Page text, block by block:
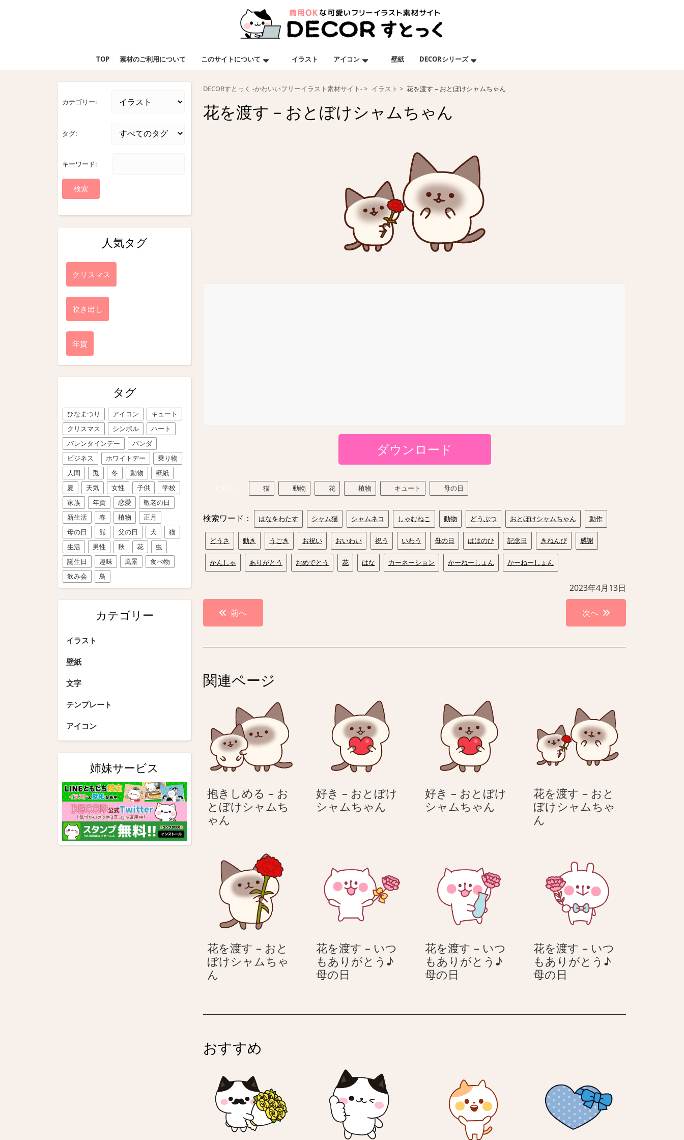
TOP 素材のご利用について このサイトについて イラスト アイコン 壁紙 DECORシリーズ
カテゴリー:
タグ:
キーワード:
人気タグ
クリスマス
吹き出し
年賀
タグ
ひなまつり アイコン
キュート
クリスマス
シンボル
ハート
バレンタインデー
パンダ
ビジネス
ホワイトデー
乗り物
人間
兎 冬 動物
壁紙
夏
天気 女性 子供
学校
家族
年賀 恋愛
敬老の日
新生活
春 植物
正月
母の日
熊 父の日 犬
猫
生活
男性 秋 花
虫
誕生日
趣味 風景
食べ物
飲み会
鳥
カテゴリー
イラスト
壁紙
文字
テンプレート
アイコン
姉妹サービス
DECORすとっく -かわいいフリーイラスト素材サイト- イラスト 花を渡す – おとぼけシャムちゃん
花を渡す – おとぼけシャムちゃん
ダウンロード
猫 動物 花 植物 キュート 母の日
検索ワード： はなをわたす シャム猫 シャムネコ しゃむねこ 動物 どうぶつ おとぼけシャムちゃん 動作
どうさ 動き うごき お祝い おいわい 祝う いわう 母の日 ははのひ 記念日 きねんび 感謝
かんしゃ ありがとう おめでとう 花 はな カーネーション かーねーしょん かーねーしょん
2023年4月13日
投
稿
ナ
ゲ
シ
ョ
ン
前へ 次へ
関連ページ
抱きしめる – お
とぼけシャムち
ゃん
る
–
お
と
ぼ
シ
ャ
ん
好き – おとぼけ
シャムちゃん
ぼ
け
シ
ゃ
ん
好き – おとぼけ
シャムちゃん
ぼ
け
ゃ
ん
花を渡す – おと
ぼけシャムちゃ
ん
お
と
ャ
ム
ち
花を渡す – おと
ぼけシャムちゃ
ん
す
お
と
け
シ
ャ
ム
ち
花を渡す – いつ
もありがとう♪
母の日
す
あ
り
が
と
う
花を渡す – いつ
もありがとう♪
母の日
す
あ
り
が
と
う
花を渡す – いつ
もありがとう♪
母の日
す
り
が
と
う
おすすめ